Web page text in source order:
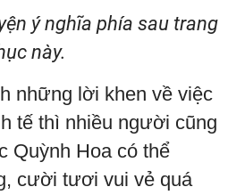
ý nghĩa phía sau trang
này.
những lời khen về việc
tế thì nhiều người cũng
Quỳnh Hoa có thể
cười tươi vui vẻ quá